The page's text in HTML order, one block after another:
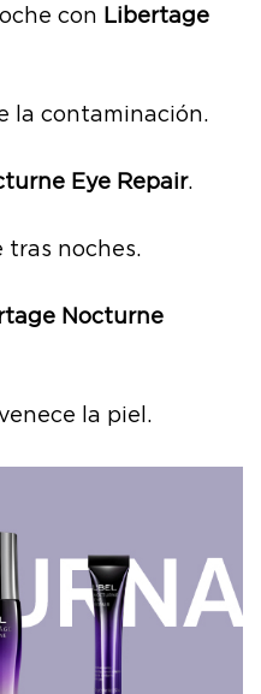
con Libertage
la contaminación.
Eye Repair.
tras noches.
Nocturne
la piel.